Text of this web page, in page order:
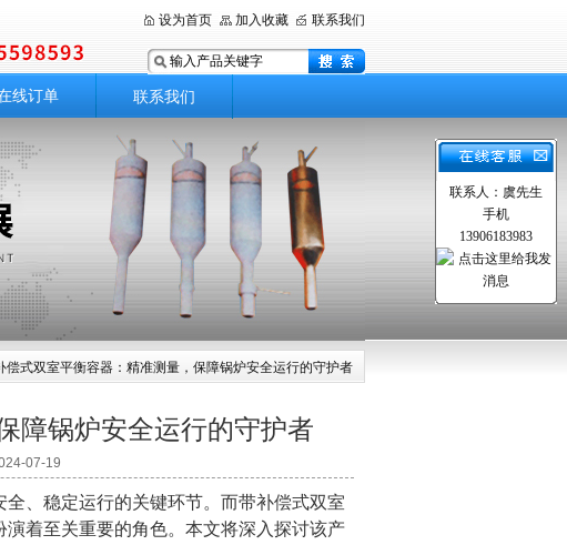
设为首页 加入收藏 联系我们
线订单 联系我们
偿式双室平衡容器：精准测量，保障锅炉安全运行的守护者
障锅炉安全运行的守护者
07-19
、稳定运行的关键环节。而带补偿式双室
着至关重要的角色。本文将深入探讨该产
联系人：虞先生
手机
13906183983